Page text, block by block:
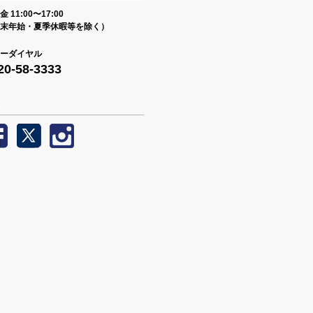
11:00〜17:00
末年始・夏季休暇等を除く）
ダイヤル
58-3333